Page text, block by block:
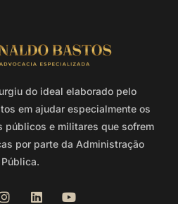
do ideal elaborado pelo
em ajudar especialmente os
públicos e militares que sofrem
por parte da Administração
Pública.